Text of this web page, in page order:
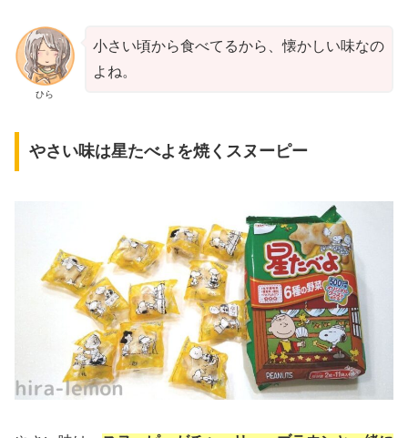
ひら
小さい頃から食べてるから、懐かしい味なの
よね。
やさい味は星たべよを焼くスヌーピー